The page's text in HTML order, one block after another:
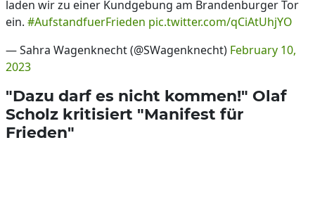
laden wir zu einer Kundgebung am Brandenburger Tor
ein. #AufstandfuerFrieden pic.twitter.com/qCiAtUhjYO
— Sahra Wagenknecht (@SWagenknecht) February 10,
2023
"Dazu darf es nicht kommen!" Olaf
Scholz kritisiert "Manifest für
Frieden"